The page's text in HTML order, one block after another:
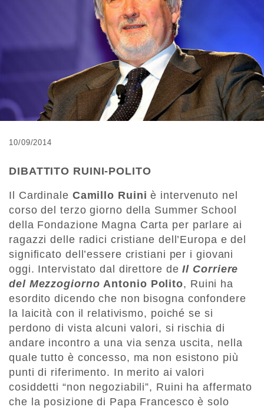
10/09/2014
DIBATTITO RUINI-POLITO
Il Cardinale Camillo Ruini è intervenuto nel
corso del terzo giorno della Summer School
della Fondazione Magna Carta per parlare ai
ragazzi delle radici cristiane dell’Europa e del
significato dell’essere cristiani per i giovani
oggi. Intervistato dal direttore deIl Corriere
del Mezzogiorno Antonio Polito, Ruini ha
esordito dicendo che non bisogna confondere
la laicità con il relativismo, poiché se si
perdono di vista alcuni valori, si rischia di
andare incontro a una via senza uscita, nella
quale tutto è concesso, ma non esistono più
punti di riferimento. In merito ai valori
cosiddetti “non negoziabili”, Ruini ha affermato
che la posizione di Papa Francesco è solo